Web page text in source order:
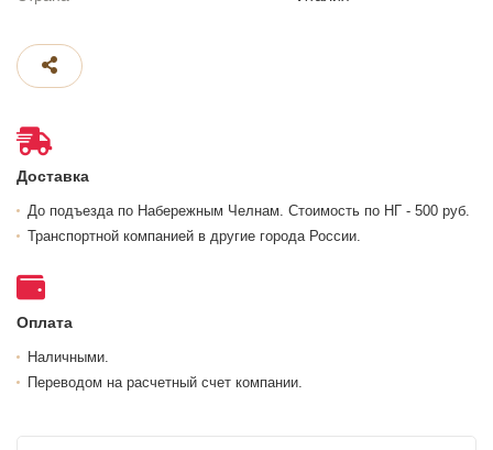
Доставка
До подъезда по Набережным Челнам. Стоимость по НГ - 500 руб.
Транспортной компанией в другие города России.
Оплата
Наличными.
Переводом на расчетный счет компании.